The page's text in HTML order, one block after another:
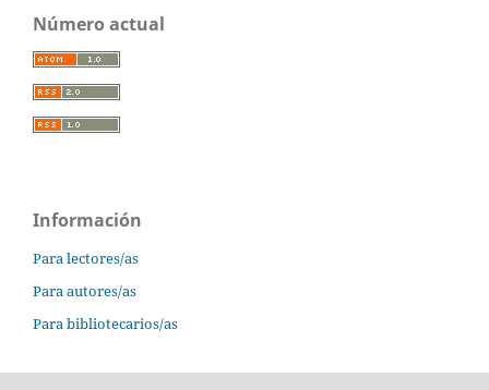
Número actual
Información
Para lectores/as
Para autores/as
Para bibliotecarios/as